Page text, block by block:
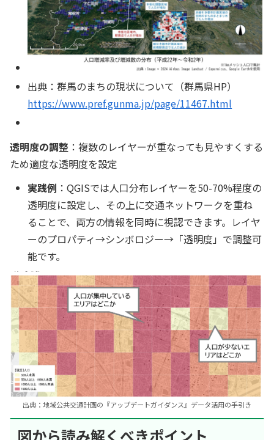
出典：群馬のまちの現状について（群馬県HP）
https://www.pref.gunma.jp/page/11467.html
透明度の調整 ：複数のレイヤーが重なっても見やすくする
ため適度な透明度を設定
実践例 ：QGISでは人口分布レイヤーを50-70%程度の
透明度に設定し、その上に交通ネットワークを重ね
ることで、両方の情報を同時に視認できます。レイヤ
ーのプロパティ→シンボロジー→「透明度」で調整可
能です。
出典：地域公共交通計画の『アップデートガイダンス』データ活用の手引き
図から読み解くべきポイント